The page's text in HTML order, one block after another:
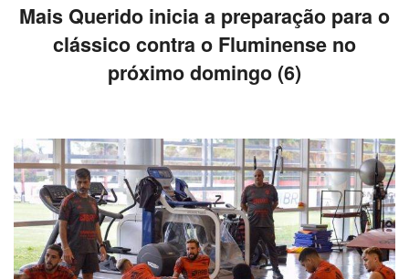
Mais Querido inicia a preparação para o
clássico contra o Fluminense no
próximo domingo (6)